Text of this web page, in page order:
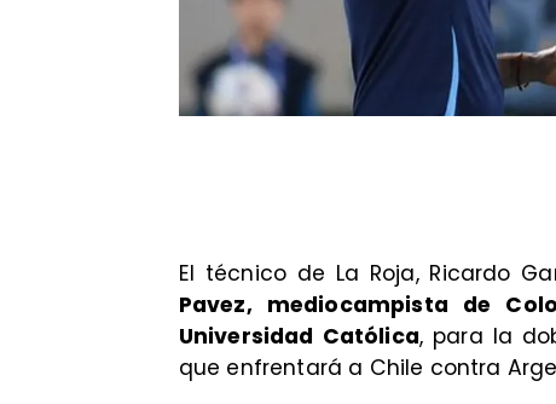
El técnico de La Roja, Ricardo
Pavez, mediocampista de
Universidad Católica, para la
que enfrentará a Chile contra